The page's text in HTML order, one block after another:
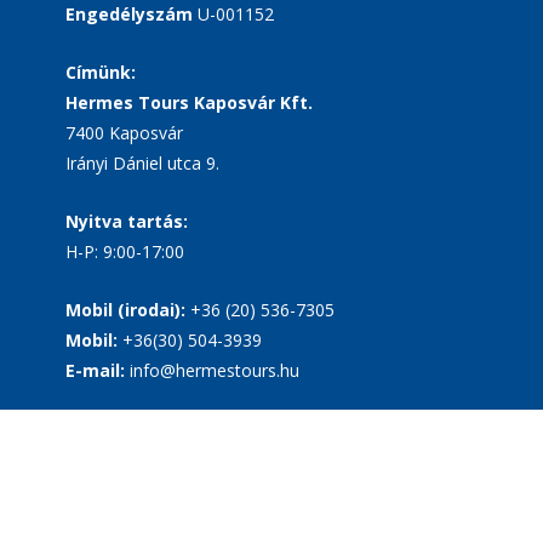
Engedélyszám U-001152
Címünk:
Hermes Tours Kaposvár Kft.
7400 Kaposvár
Irányi Dániel utca 9.
Nyitva tartás:
H-P: 9:00-17:00
Mobil (irodai): +36 (20) 536-7305
Mobil: +36(30) 504-3939
E-mail: info@hermestours.hu